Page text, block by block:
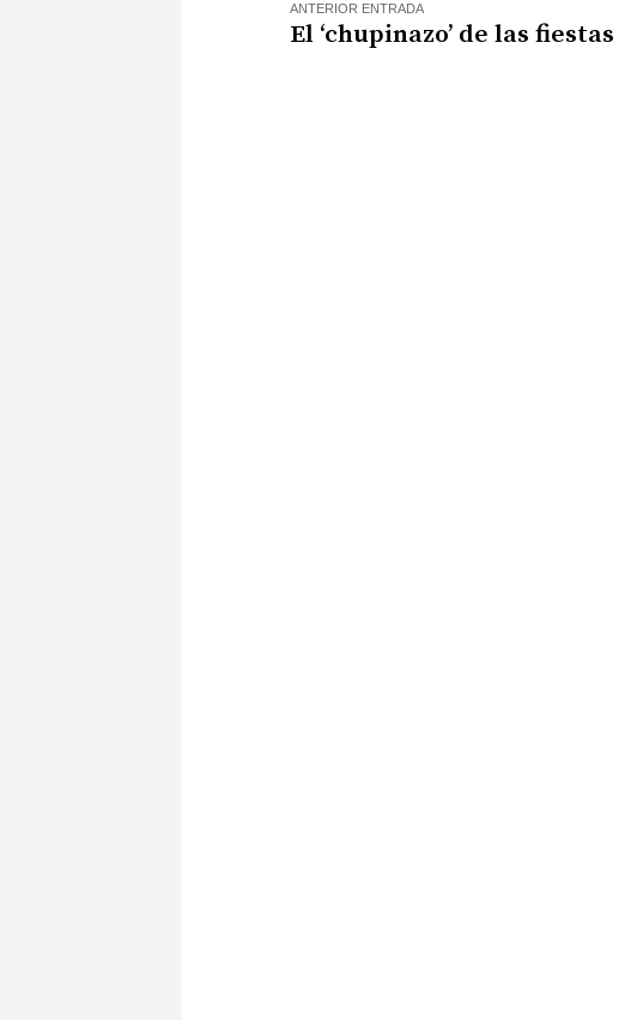
ANTERIOR ENTRADA
El ‘chupinazo’ de las fiestas